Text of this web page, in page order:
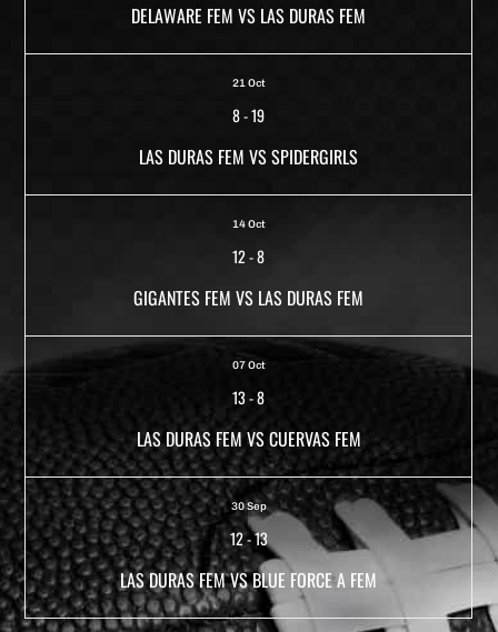
DELAWARE FEM VS LAS DURAS FEM
21 Oct
8-19
LAS DURAS FEM VS SPIDERGIRLS
14 Oct
12-8
GIGANTES FEM VS LAS DURAS FEM
07 Oct
13-8
LAS DURAS FEM VS CUERVAS FEM
30 Sep
12-13
LAS DURAS FEM VS BLUE FORCE A FEM